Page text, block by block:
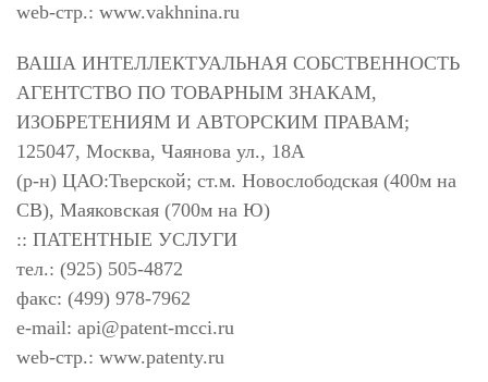
web-стр.: www.vakhnina.ru
ВАША ИНТЕЛЛЕКТУАЛЬНАЯ СОБСТВЕННОСТЬ
АГЕНТСТВО ПО ТОВАРНЫМ ЗНАКАМ,
ИЗОБРЕТЕНИЯМ И АВТОРСКИМ ПРАВАМ;
125047, Москва, Чаянова ул., 18А
(р-н) ЦАО:Тверской; ст.м. Новослободская (400м на
СВ), Маяковская (700м на Ю)
:: ПАТЕНТНЫЕ УСЛУГИ
тел.: (925) 505-4872
факс: (499) 978-7962
e-mail: api@patent-mcci.ru
web-стр.: www.patenty.ru